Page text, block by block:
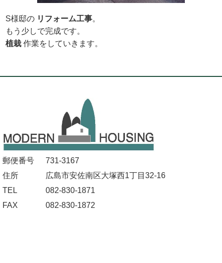
S様邸の リフォーム工事。
もう少しで完成です。
植栽作業をしていきます。
郵便番号
731-3167
住所
広島市安佐南区大塚西1丁目32-16
TEL
082-830-1871
FAX
082-830-1872